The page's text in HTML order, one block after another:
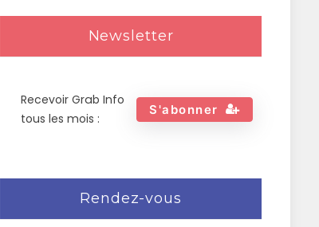
Newsletter
Recevoir Grab Info
tous les mois :
S'abonner
Rendez-vous